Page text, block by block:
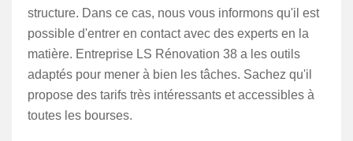
structure. Dans ce cas, nous vous informons qu'il est
possible d'entrer en contact avec des experts en la
matière. Entreprise LS Rénovation 38 a les outils
adaptés pour mener à bien les tâches. Sachez qu'il
propose des tarifs très intéressants et accessibles à
toutes les bourses.